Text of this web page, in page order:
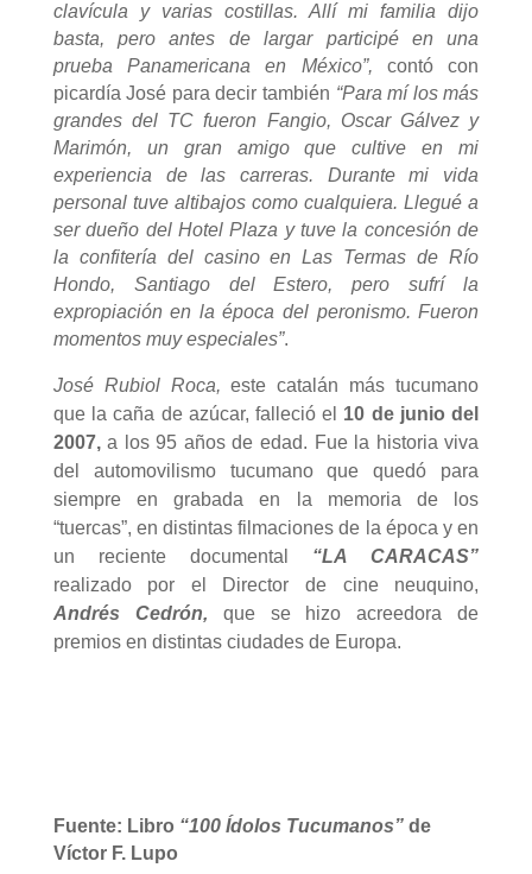
clavícula y varias costillas. Allí mi familia dijo
basta, pero antes de largar participé en una
prueba Panamericana en México”, contó con
picardía José para decir también “Para mí los más
grandes del TC fueron Fangio, Oscar Gálvez y
Marimón, un gran amigo que cultive en mi
experiencia de las carreras. Durante mi vida
personal tuve altibajos como cualquiera. Llegué a
ser dueño del Hotel Plaza y tuve la concesión de
la confitería del casino en Las Termas de Río
Hondo, Santiago del Estero, pero sufrí la
expropiación en la época del peronismo. Fueron
momentos muy especiales”.
José Rubiol Roca, este catalán más tucumano
que la caña de azúcar, falleció el 10 de junio del
2007,a los 95 años de edad. Fue la historia viva
del automovilismo tucumano que quedó para
siempre en grabada en la memoria de los
“tuercas”, en distintas filmaciones de la época y en
un reciente documental “LA CARACAS”
realizado por el Director de cine neuquino,
Andrés Cedrón, que se hizo acreedora de
premios en distintas ciudades de Europa.
Fuente: Libro “100 Ídolos Tucumanos”de
Víctor F. Lupo